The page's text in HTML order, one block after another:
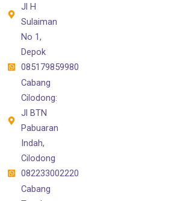
Jl H
Sulaiman
No 1,
Depok
085179859980
Cabang
Cilodong:
Jl BTN
Pabuaran
Indah,
Cilodong
082233002220
Cabang